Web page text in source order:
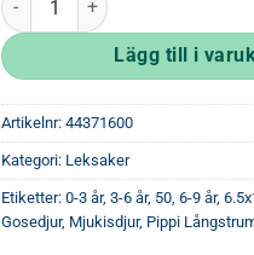
Lägg till i
Artikelnr: 44371600
Kategori: Leksaker
Etiketter: 0-3 år, 3-6 år, 50, 6-9 år,
Gosedjur, Mjukisdjur, Pippi